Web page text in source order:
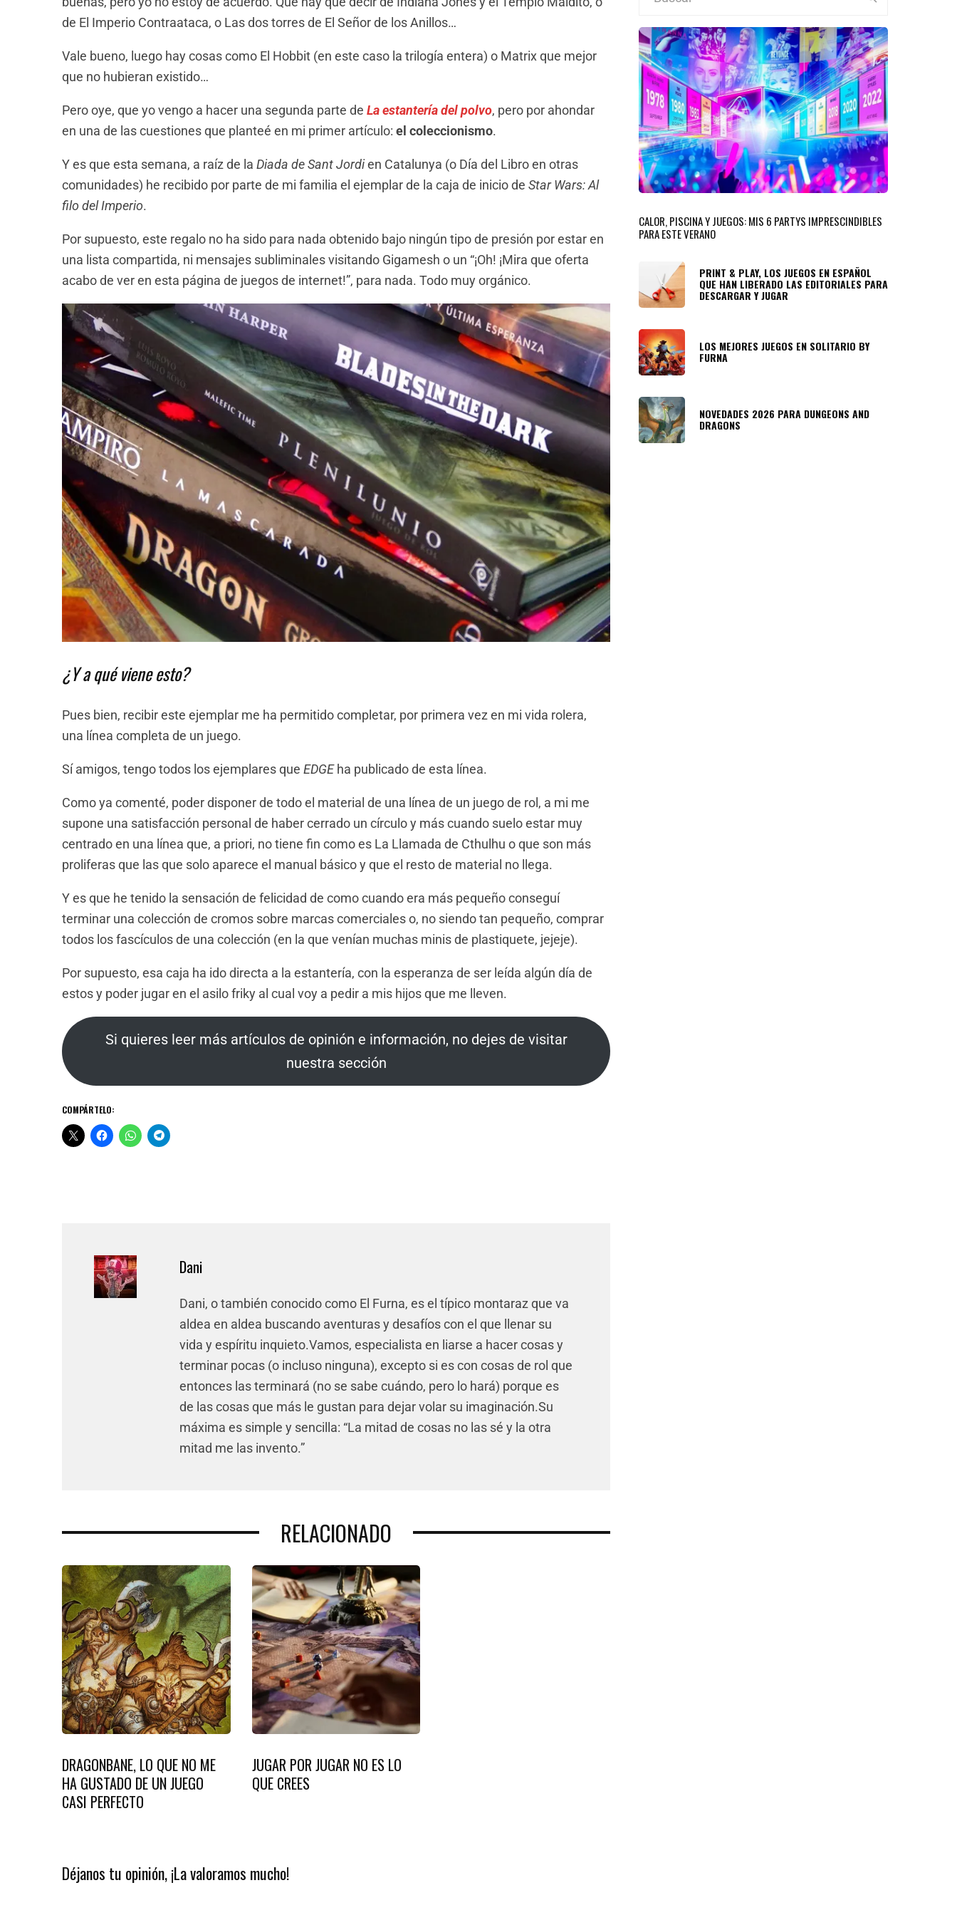
de El Imperio Contraataca, o Las dos torres de El Señor de los Anillos…
Vale bueno, luego hay cosas como El Hobbit (en este caso la trilogía entera) o Matrix que mejor
que no hubieran existido…
Pero oye, que yo vengo a hacer una segunda parte de La estantería del polvo, pero por ahondar
en una de las cuestiones que planteé en mi primer artículo: el coleccionismo.
Y es que esta semana, a raíz de la Diada de Sant Jordien Catalunya (o Día del Libro en otras
comunidades) he recibido por parte de mi familia el ejemplar de la caja de inicio de Star Wars: Al
filo del Imperio.
Por supuesto, este regalo no ha sido para nada obtenido bajo ningún tipo de presión por estar en
una lista compartida, ni mensajes subliminales visitando Gigamesh o un “¡Oh! ¡Mira que oferta
acabo de ver en esta página de juegos de internet!”, para nada. Todo muy orgánico.
¿Y a qué viene esto?
Pues bien, recibir este ejemplar me ha permitido completar, por primera vez en mi vida rolera,
una línea completa de un juego.
Sí amigos, tengo todos los ejemplares que EDGEha publicado de esta línea.
Como ya comenté, poder disponer de todo el material de una línea de un juego de rol, a mi me
supone una satisfacción personal de haber cerrado un círculo y más cuando suelo estar muy
centrado en una línea que, a priori, no tiene fin como es La Llamada de Cthulhu o que son más
proliferas que las que solo aparece el manual básico y que el resto de material no llega.
Y es que he tenido la sensación de felicidad de como cuando era más pequeño conseguí
terminar una colección de cromos sobre marcas comerciales o, no siendo tan pequeño, comprar
todos los fascículos de una colección (en la que venían muchas minis de plastiquete, jejeje).
Por supuesto, esa caja ha ido directa a la estantería, con la esperanza de ser leída algún día de
estos y poder jugar en el asilo friky al cual voy a pedir a mis hijos que me lleven.
Si quieres leer más artículos de opinión e información, no dejes de visitar
nuestra sección
COMPÁRTELO:
Dani
Dani, o también conocido como El Furna, es el típico montaraz que va
aldea en aldea buscando aventuras y desafíos con el que llenar su
vida y espíritu inquieto.Vamos, especialista en liarse a hacer cosas y
terminar pocas (o incluso ninguna), excepto si es con cosas de rol que
entonces las terminará (no se sabe cuándo, pero lo hará) porque es
de las cosas que más le gustan para dejar volar su imaginación.Su
máxima es simple y sencilla: “La mitad de cosas no las sé y la otra
mitad me las invento.”
RELACIONADO
DRAGONBANE, LO QUE NO ME
HA GUSTADO DE UN JUEGO
CASI PERFECTO
JUGAR POR JUGAR NO ES LO
QUE CREES
Déjanos tu opinión, ¡La valoramos mucho!
CALOR, PISCINA Y JUEGOS: MIS 6 PARTYS IMPRESCINDIBLES
PARA ESTE VERANO
PRINT & PLAY, LOS JUEGOS EN ESPAÑOL
QUE HAN LIBERADO LAS EDITORIALES PARA
DESCARGAR Y JUGAR
LOS MEJORES JUEGOS EN SOLITARIO BY
FURNA
NOVEDADES 2026 PARA DUNGEONS AND
DRAGONS